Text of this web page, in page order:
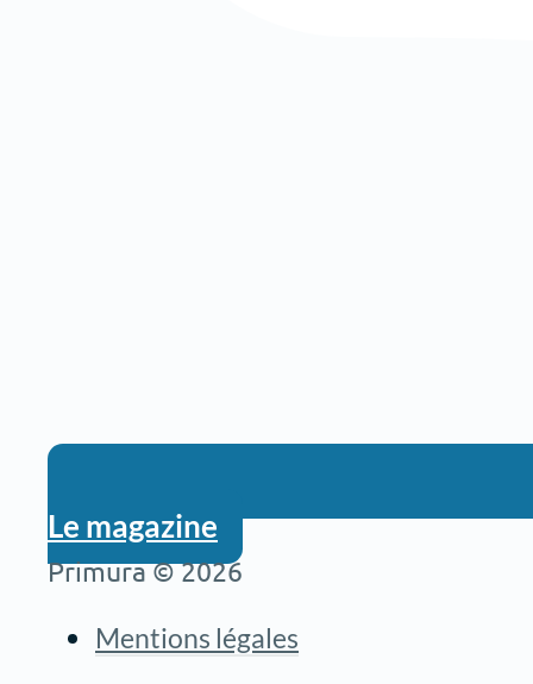
Le magazine
Primura © 2026
Mentions légales